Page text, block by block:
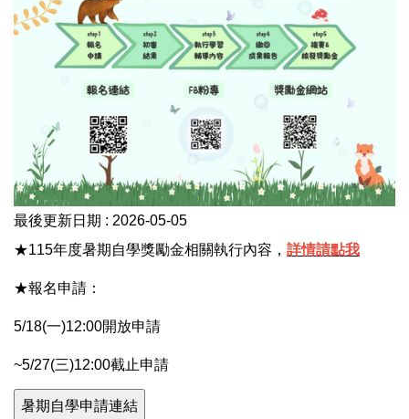
原住民語言認證獎勵金
家庭突遭變故助學金
最後更新日期 : 2026-05-05
★115年度暑期自學獎勵金相關執行內容， 詳情請點我
★報名申請：
5/18(一)12:00開放申請
~5/27(三)12:00截止申請